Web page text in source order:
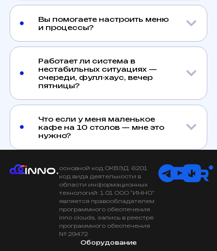
Вы помогаете настроить меню
и процессы?
Работает ли система в
нестабильных ситуациях —
очереди, фулл-хаус, вечер
пятницы?
Что если у меня маленькое
кафе на 10 столов — мне это
нужно?
основной код ОКВЭД: 6201
код вида деятельности в
области информационных
технологий: 1.01 ООО "ИННО"
является правообладателем
программного обеспечения
inno clouds, запись в реестре
программного обеспечения
№ 29472
Оборудование